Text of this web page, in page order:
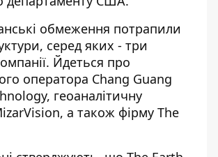
обмеження потрапили
серед яких - три
. Йдеться про
оператора Chang Guang
геоаналітичну
а також фірму The